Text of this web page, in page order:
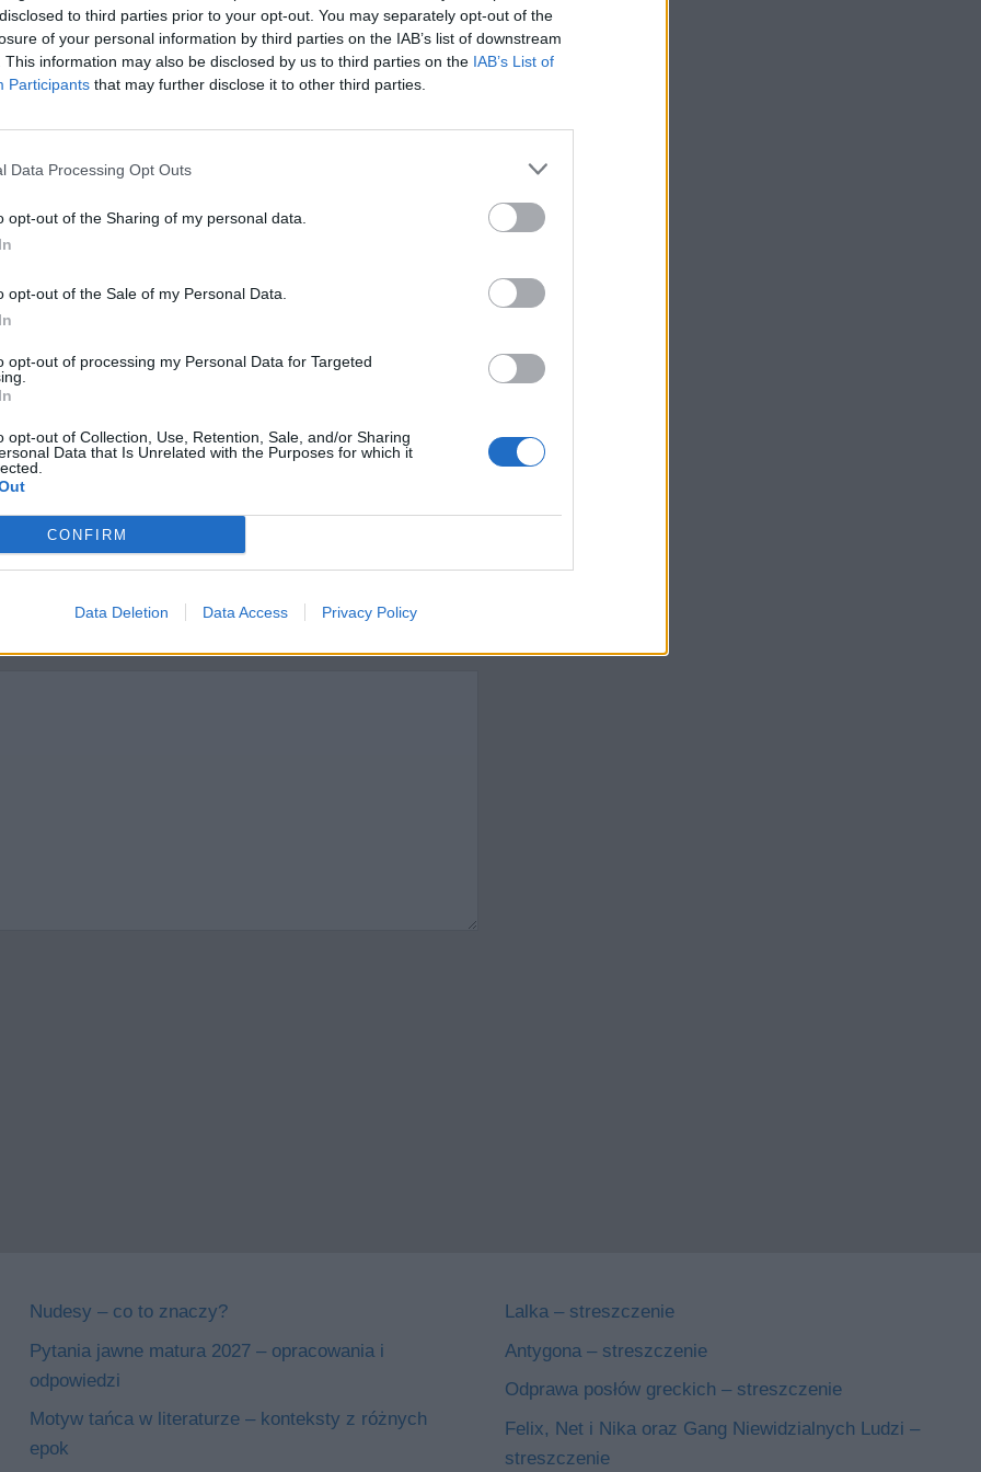
to third parties prior to your opt-out. You may separately opt-out of the
of your personal information by third parties on the IAB’s list of downstream
This information may also be disclosed by us to third parties on the IAB’s List of
Participants that may further disclose it to other third parties.
Data Processing Opt Outs
opt-out of the Sharing of my personal data.
opt-out of the Sale of my Personal Data.
opt-out of processing my Personal Data for Targeted
opt-out of Collection, Use, Retention, Sale, and/or Sharing
Data that Is Unrelated with the Purposes for which it
CONFIRM
Data Deletion Data Access Privacy Policy
wpłynąłby pozytywnie na sytuację w kraju. Po
i dba o to, by władcy wyprawiony został pogrzeb na
Jej źle ulokowane uczucie skazało ją na
i ukrywać swoją prawdziwą wiarę. Mimo tych
obdarzyła młodą Ligię, a później także
w pewien sposób również tragiczna i godna
ucztę
Nudesy – co to znaczy?
Pytania jawne matura 2027 – opracowania i
odpowiedzi
Motyw tańca w literaturze – konteksty z różnych
epok
Lalka – streszczenie
Antygona – streszczenie
Odprawa posłów greckich – streszczenie
Felix, Net i Nika oraz Gang Niewidzialnych Ludzi –
streszczenie